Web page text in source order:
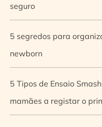
seguro
5 segredos para
newborn
5 Tipos de Ensaio
mamães a registar o